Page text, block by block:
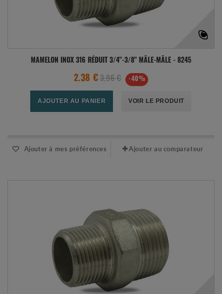
MAMELON INOX 316 RÉDUIT 3/4"-3/8" MÂLE-MÂLE - 8245
2.38 € 3,96 € -40%
AJOUTER AU PANIER VOIR LE PRODUIT
Ajouter à mes préférences Ajouter au comparateur